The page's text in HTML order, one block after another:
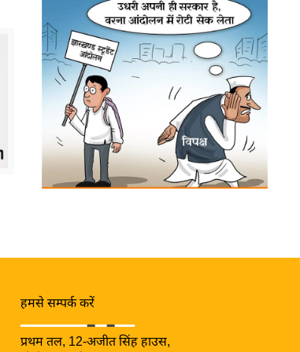
हमसे सम्पर्क करें
प्रथम तल, 12-अजीत सिंह हाउस,